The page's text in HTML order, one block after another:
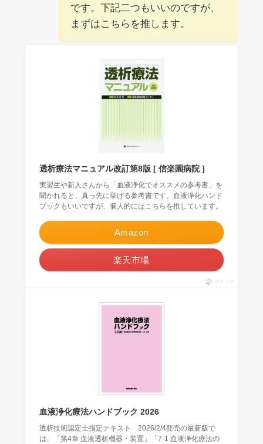
です。下記二つもいいのですが、
まずはこちらを推します。
透析療法マニュアル改訂第8版 [ 信楽園病院 ]
実習生や新人さんから「血液浄化でオススメの参考書」を
聞かれると、真っ先に挙げる参考書です。血液浄化ハンド
ブックもいいですが、個人的にはこちらを推しています。
Amazon
楽天市場
ポチップ
血液浄化療法ハンドブック 2026
透析技術認定士指定テキスト 2026/2/4発売の最新版で
は、「第4章 血液透析機器・装置」「7-1 血液浄化療法の